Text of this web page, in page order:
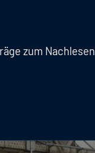
zum Nachlesen